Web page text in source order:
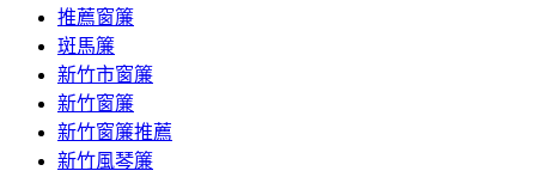
推薦窗簾
斑馬簾
新竹市窗簾
新竹窗簾
新竹窗簾推薦
新竹風琴簾